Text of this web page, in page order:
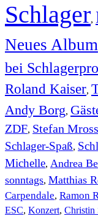
Schlager,
Neues Album
bei
Roland Kaiser,
Andy Borg,
ZDF, Stefan Mross
Schlager-Spaß,
Michelle, Andrea
sonntags, Matthias
Carpendale, Ramon
ESC, Konzert, Christin